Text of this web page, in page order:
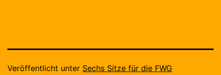
Veröffentlicht unter Sechs Sitze für die FWG